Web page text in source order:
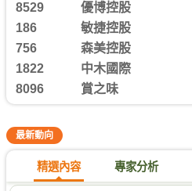
8529 優博控股
186 敏捷控股
756 森美控股
1822 中木國際
8096 賞之味
最新動向
精選內容 專家分析